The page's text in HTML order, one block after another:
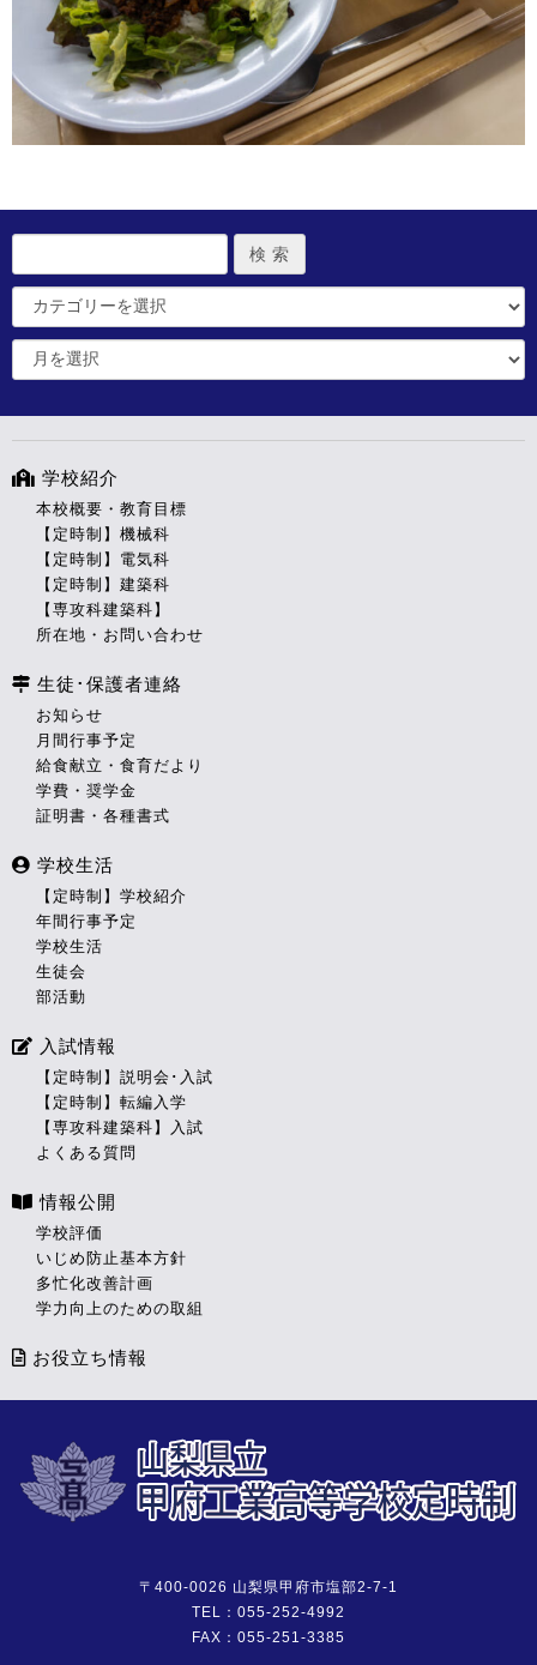
学校紹介
本校概要・教育目標
【定時制】機械科
【定時制】電気科
【定時制】建築科
【専攻科建築科】
所在地・お問い合わせ
生徒･保護者連絡
お知らせ
月間行事予定
給食献立・食育だより
学費・奨学金
証明書・各種書式
学校生活
【定時制】学校紹介
年間行事予定
学校生活
生徒会
部活動
入試情報
【定時制】説明会･入試
【定時制】転編入学
【専攻科建築科】入試
よくある質問
情報公開
学校評価
いじめ防止基本方針
多忙化改善計画
学力向上のための取組
お役立ち情報
〒400-0026 山梨県甲府市塩部2-7-1
TEL：055-252-4992
FAX：055-251-3385